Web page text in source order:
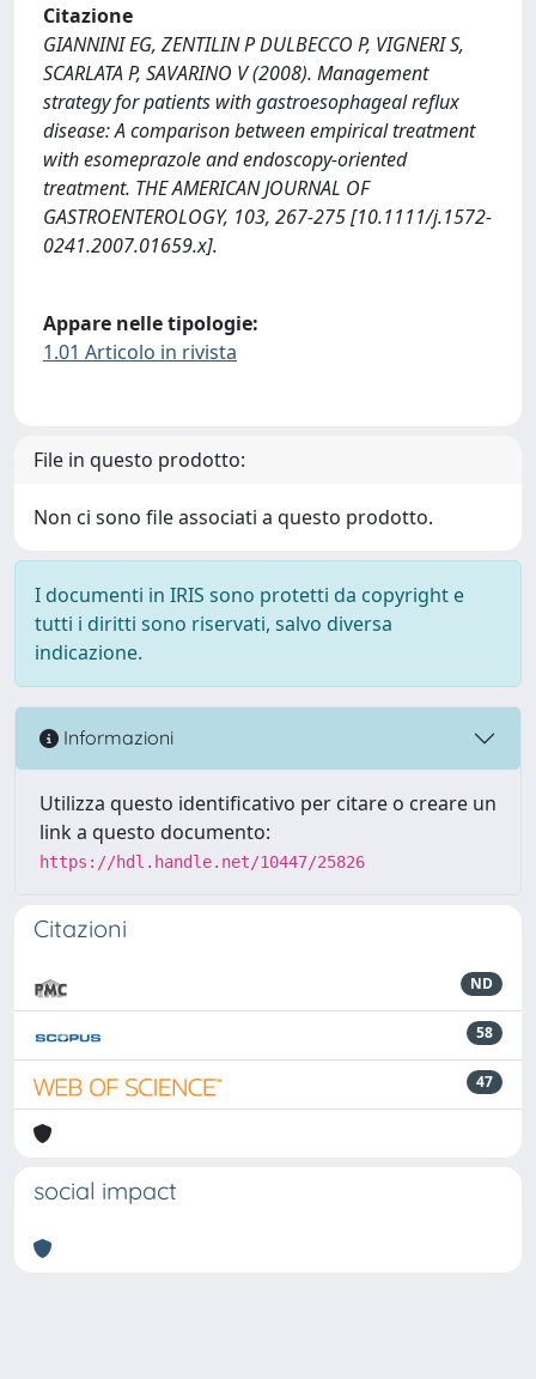
Citazione
GIANNINI EG, ZENTILIN P DULBECCO P, VIGNERI S,
SCARLATA P, SAVARINO V (2008). Management
strategy for patients with gastroesophageal reflux
disease: A comparison between empirical treatment
with esomeprazole and endoscopy-oriented
treatment. THE AMERICAN JOURNAL OF
GASTROENTEROLOGY, 103, 267-275 [10.1111/j.1572-
0241.2007.01659.x].
Appare nelle tipologie:
1.01 Articolo in rivista
File in questo prodotto:
Non ci sono file associati a questo prodotto.
I documenti in IRIS sono protetti da copyright e
tutti i diritti sono riservati, salvo diversa
indicazione.
Informazioni
Utilizza questo identificativo per citare o creare un
link a questo documento:
https://hdl.handle.net/10447/25826
Citazioni
ND
58
47
social impact